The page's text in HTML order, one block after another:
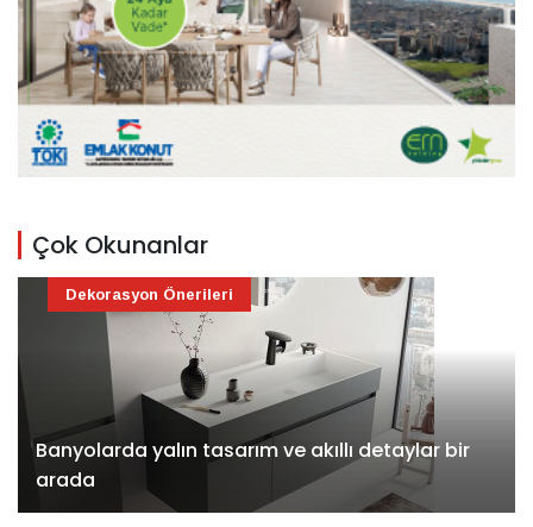
Çok Okunanlar
Banyolarda yalın tasarım ve akıllı detaylar bir
arada
Dekorasyon Önerileri